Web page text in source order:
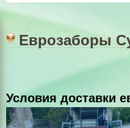
Столбы для заборов
Тротуарная плитка
Тротуарные
Крышки для
Еврозаборы
Условия доставки